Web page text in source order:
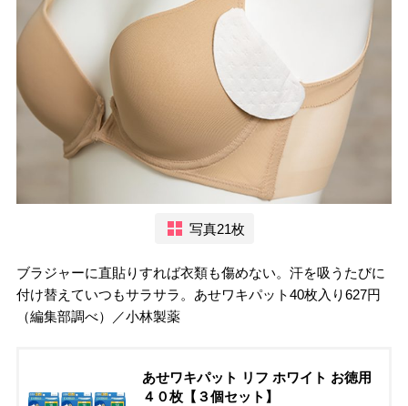
写真21枚
ブラジャーに直貼りすれば衣類も傷めない。汗を吸うたびに
付け替えていつもサラサラ。あせワキパット40枚入り627円
（編集部調べ）／小林製薬
あせワキパット リフ ホワイト お徳用
４０枚【３個セット】